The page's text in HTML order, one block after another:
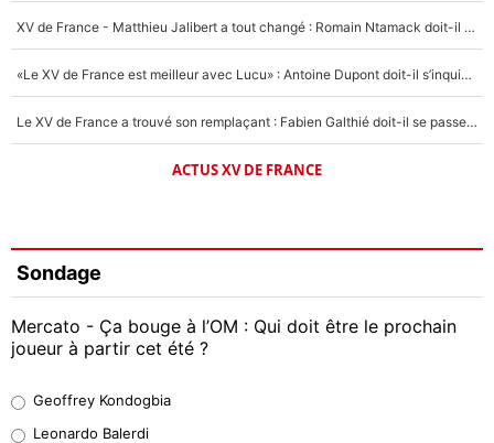
XV de France - Matthieu Jalibert a tout changé : Romain Ntamack doit-il s’inquiéter pour sa place à un an de la Coupe du monde ?
«Le XV de France est meilleur avec Lucu» : Antoine Dupont doit-il s’inquiéter pour sa place ?
Le XV de France a trouvé son remplaçant : Fabien Galthié doit-il se passer d'Antoine Dupont ?
ACTUS XV DE FRANCE
Sondage
Mercato - Ça bouge à l’OM : Qui doit être le prochain
joueur à partir cet été ?
38%
Geoffrey Kondogbia
Leonardo Balerdi